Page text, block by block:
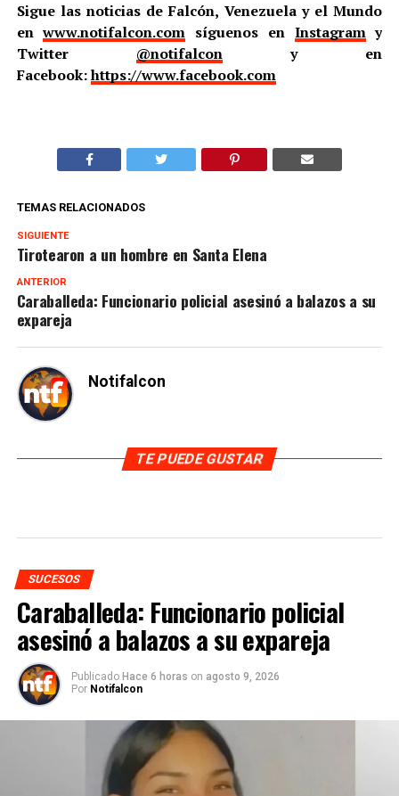
Sigue las noticias de Falcón, Venezuela y el Mundo
enwww.notifalcon.com síguenos en Instagramy
Twitter @notifalcony en
Facebook:https://www.facebook.com
TEMAS RELACIONADOS
SIGUIENTE
Tirotearon a un hombre en Santa Elena
ANTERIOR
Caraballeda: Funcionario policial asesinó a balazos a su
expareja
Notifalcon
TE PUEDE GUSTAR
SUCESOS
Caraballeda: Funcionario policial
asesinó a balazos a su expareja
Publicado Hace 6 horas on agosto 9, 2026
Por Notifalcon